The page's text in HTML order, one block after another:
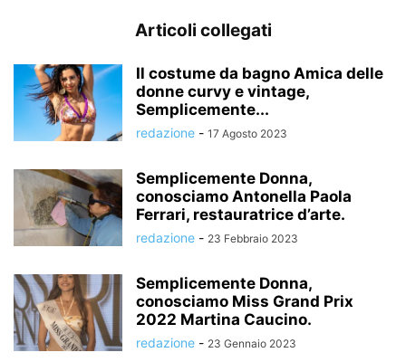
Articoli collegati
Il costume da bagno Amica delle
donne curvy e vintage,
Semplicemente...
redazione - 17 Agosto 2023
Semplicemente Donna,
conosciamo Antonella Paola
Ferrari, restauratrice d’arte.
redazione - 23 Febbraio 2023
Semplicemente Donna,
conosciamo Miss Grand Prix
2022 Martina Caucino.
redazione - 23 Gennaio 2023